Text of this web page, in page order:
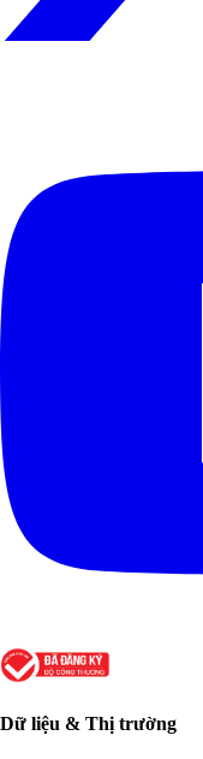
Dữ liệu & Thị trường